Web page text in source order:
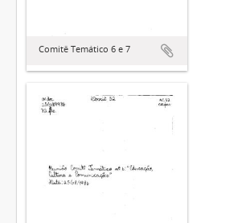
Comitê Temático 6 e 7